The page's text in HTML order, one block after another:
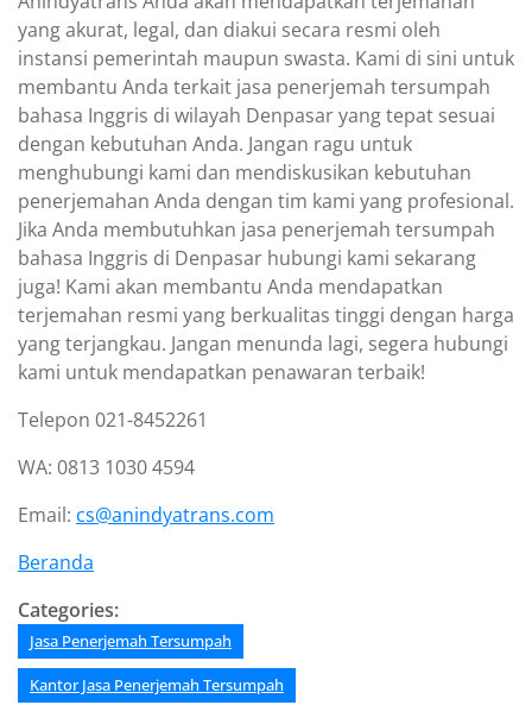
yang akurat, legal, dan diakui secara resmi oleh
instansi pemerintah maupun swasta. Kami di sini untuk
membantu Anda terkait jasa penerjemah tersumpah
bahasa Inggris di wilayah Denpasar yang tepat sesuai
dengan kebutuhan Anda. Jangan ragu untuk
menghubungi kami dan mendiskusikan kebutuhan
penerjemahan Anda dengan tim kami yang profesional.
Jika Anda membutuhkan jasa penerjemah tersumpah
bahasa Inggris di Denpasar hubungi kami sekarang
juga! Kami akan membantu Anda mendapatkan
terjemahan resmi yang berkualitas tinggi dengan harga
yang terjangkau. Jangan menunda lagi, segera hubungi
kami untuk mendapatkan penawaran terbaik!
Telepon 021-8452261
WA: 0813 1030 4594
Email: cs@anindyatrans.com
Beranda
Categories:
Jasa Penerjemah Tersumpah
Kantor Jasa Penerjemah Tersumpah